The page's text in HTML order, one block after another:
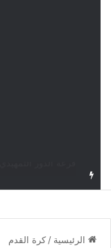
الرئيسية / كرة القدم